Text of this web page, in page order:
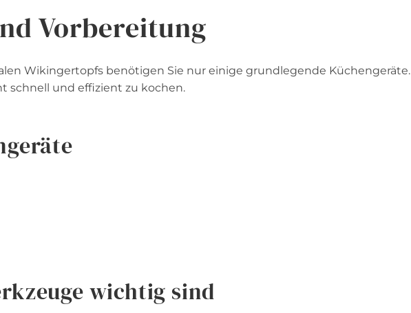
Vorbereitung
Wikingertopfs benötigen Sie nur einige grundlegende Küchengeräte.
schnell und effizient zu kochen.
wichtig sind